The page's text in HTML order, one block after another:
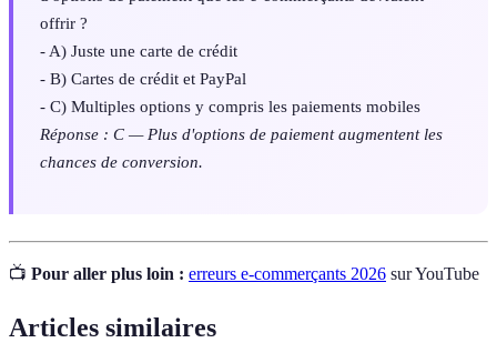
offrir ?
- A) Juste une carte de crédit
- B) Cartes de crédit et PayPal
- C) Multiples options y compris les paiements mobiles
Réponse : C — Plus d'options de paiement augmentent les
chances de conversion.
📺 Pour aller plus loin : erreurs e-commerçants 2026 sur YouTube
Articles similaires